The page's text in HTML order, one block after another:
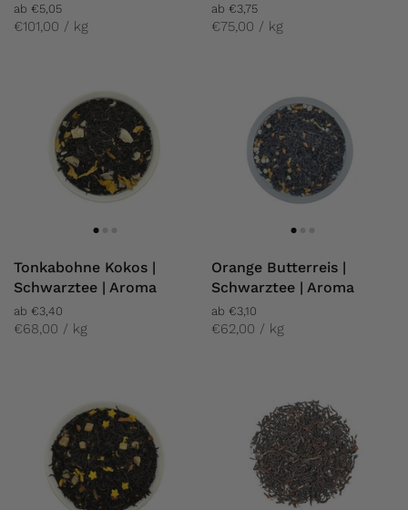
ab €5,05
€101,00 / kg
ab €3,75
€75,00 / kg
Tonkabohne Kokos |
Schwarztee | Aroma
ab €3,40
€68,00 / kg
Orange Butterreis |
Schwarztee | Aroma
ab €3,10
€62,00 / kg